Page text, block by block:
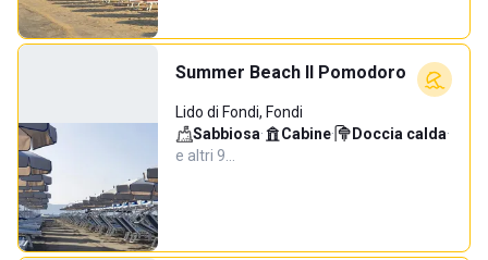
Summer Beach Il Pomodoro
Lido di Fondi, Fondi
Sabbiosa· Cabine· Doccia calda·
e altri 9…